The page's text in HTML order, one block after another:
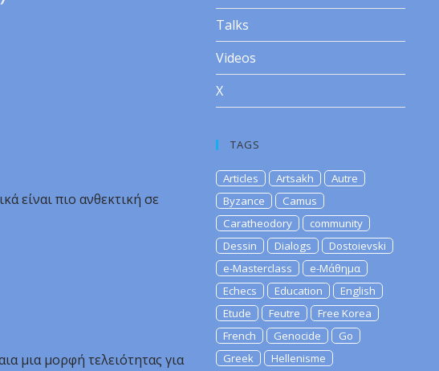
είναι πιο ανθεκτική σε
μια μορφή τελειότητας για
Talks
Videos
X
TAGS
Articles Artsakh
Autre
Byzance
Camus
Caratheodory
community
Dessin
Dialogs
Dostoievski
e-Masterclass
e-Μάθημα
Echecs
Education
English
Etude
Feutre
Free Korea
French
Genocide
Go
Greek
Hellenisme